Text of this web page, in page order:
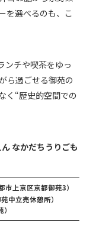
を選べるのも、こ
ンチや喫茶をゆっ
ら過ごせる御苑の
く“歴史的空間での
なかだちうりごも
上京区京都御苑3）
中立売休憩所）